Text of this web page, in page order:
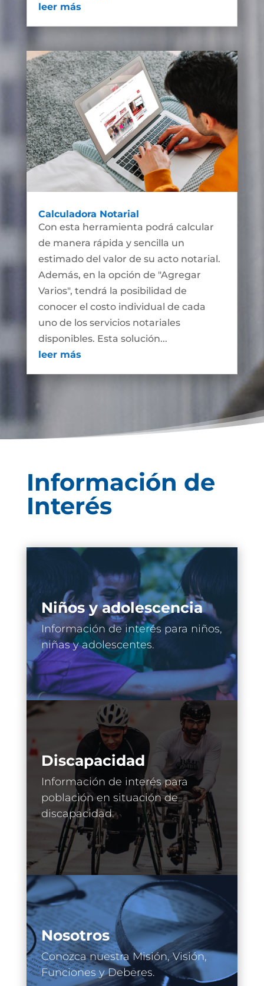
leer más
Calculadora Notarial
Con esta herramienta podrá calcular
de manera rápida y sencilla un
estimado del valor de su acto notarial.
Además, en la opción de "Agregar
Varios", tendrá la posibilidad de
conocer el costo individual de cada
uno de los servicios notariales
disponibles. Esta solución...
leer más
Información de
Interés
Niños y adolescencia
Información de interés para niños,
niñas y adolescentes.
Discapacidad
Información de interés para
población en situación de
discapacidad.
Nosotros
Conozca nuestra Misión, Visión,
Funciones y Deberes.